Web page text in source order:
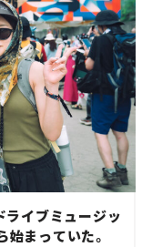
ライブミュージッ
始まっていた。